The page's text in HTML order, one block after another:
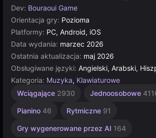
Dev: Bouraoui Game
Orientacja gry: Pozioma
Platformy: PC, Android, iOS
Data wydania: marzec 2026
Ostatnia aktualizacja: maj 2026
Obsługiwane języki: Angielski, Arabski,
Kategoria: Muzyka, Klawiaturowe
Wciągające 2930 Jednoosobowe
Pianino 46 Rytmiczne 91
Gry wygenerowane przez AI 164